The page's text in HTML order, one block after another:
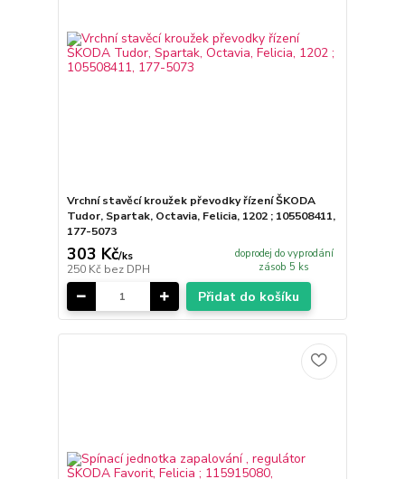
Vrchní stavěcí kroužek převodky řízení ŠKODA
Tudor, Spartak, Octavia, Felicia, 1202 ; 105508411,
177-5073
303 Kč/ks
250 Kč bez DPH
doprodej do vyprodání
zásob 5 ks
Přidat do košíku